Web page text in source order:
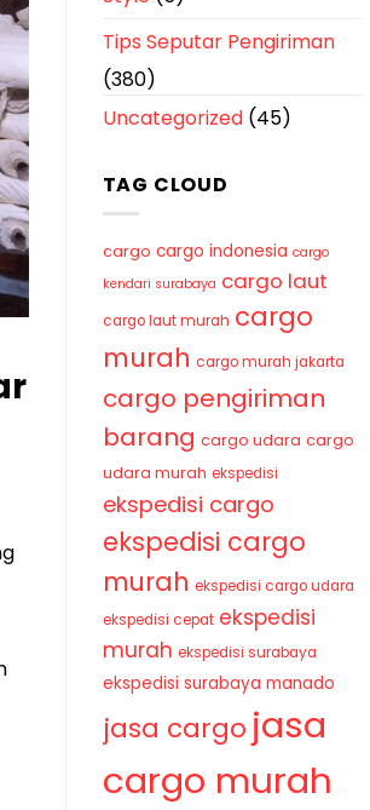
Tips Seputar Pengiriman
(380)
Uncategorized(45)
TAG CLOUD
cargo cargo indonesia cargo
kendari surabaya cargo laut
cargo laut murah cargo
murah cargo murah jakarta
cargo pengiriman
barang cargo udara cargo
udara murah ekspedisi
ekspedisi cargo
ekspedisi cargo
murah ekspedisi cargo udara
ekspedisi cepat ekspedisi
murah ekspedisi surabaya
ekspedisi surabaya manado
jasa cargo jasa
cargo murah